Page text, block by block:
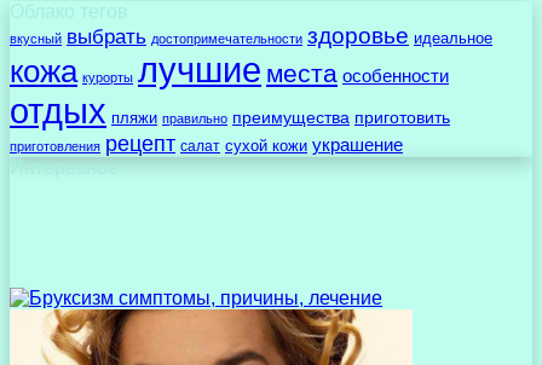
Облако тегов
вкусный выбрать достопримечательности здоровье идеальное
кожа курорты лучшие места особенности
отдых пляжи правильно преимущества приготовить
приготовления рецепт салат сухой кожи украшение